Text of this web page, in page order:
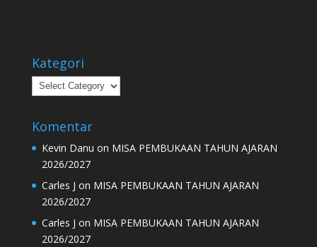
Kategori
Kategori
Komentar
Kevin Danu on MISA PEMBUKAAN TAHUN AJARAN
2026/2027
Carles J on MISA PEMBUKAAN TAHUN AJARAN
2026/2027
Carles J on MISA PEMBUKAAN TAHUN AJARAN
2026/2027